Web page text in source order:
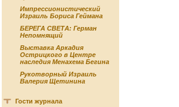
Импрессионистический
Израиль Бориса Геймана
БЕРЕГА СВЕТА: Герман
Непомнящий
Выставка Аркадия
Острицкого в Центре
наследия Менахема Бегина
Рукотворный Израиль
Валерия Щетинина
Гости журнала